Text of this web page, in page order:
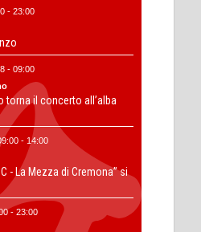
- 23:00
- 09:00
torna il concerto all’alba
- 14:00
- La Mezza di Cremona” si
- 23:00